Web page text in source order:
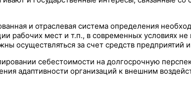
и отраслевая система определения
рабочих мест и т.п., в современных условиях
осуществляться за счет средств предприятий
себестоимости на долгосрочную
адаптивности организаций к внешним